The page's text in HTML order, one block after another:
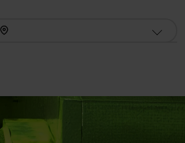
Hier finden Sie uns